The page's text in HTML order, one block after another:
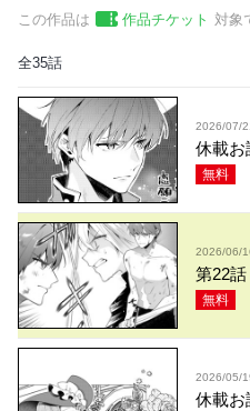
この作品は 作品チケット 対象
全35話
2026/07/
休載お
無料
2026/06/
第22話
無料
2026/05/
休載お